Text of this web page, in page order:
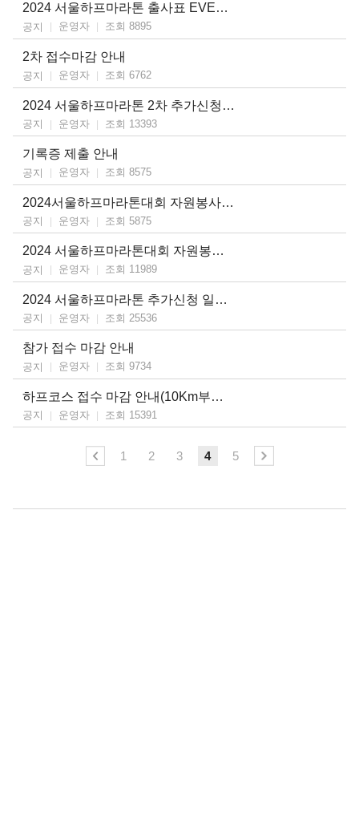
2024 서울하프마라톤 출사표 EVENT 안내
공지 운영자 조회 8895
2차 접수마감 안내
공지 운영자 조회 6762
2024 서울하프마라톤 2차 추가신청 일정 안내
공지 운영자 조회 13393
기록증 제출 안내
공지 운영자 조회 8575
2024서울하프마라톤대회 자원봉사자 모집 마감안내
공지 운영자 조회 5875
2024 서울하프마라톤대회 자원봉사자 모집
공지 운영자 조회 11989
2024 서울하프마라톤 추가신청 일정 안내
공지 운영자 조회 25536
참가 접수 마감 안내
공지 운영자 조회 9734
하프코스 접수 마감 안내(10Km부문 신청 가능)
공지 운영자 조회 15391
1 2 3 4 5